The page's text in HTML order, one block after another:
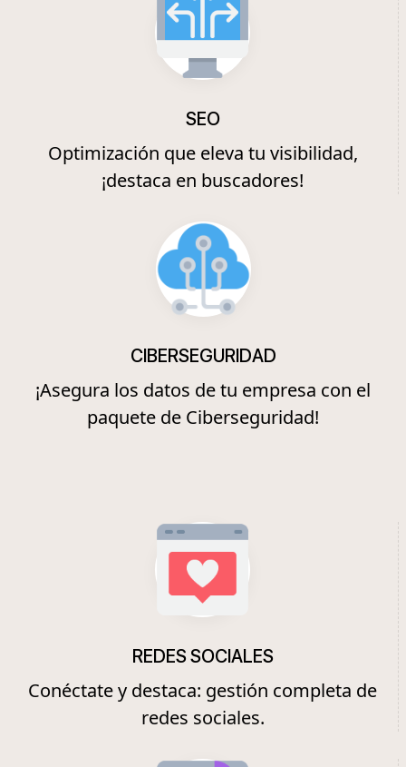
SEO
Optimización que eleva tu visibilidad,
¡destaca en buscadores!
CIBERSEGURIDAD
¡Asegura los datos de tu empresa con el
paquete de Ciberseguridad!
REDES SOCIALES
Conéctate y destaca: gestión completa de
redes sociales.